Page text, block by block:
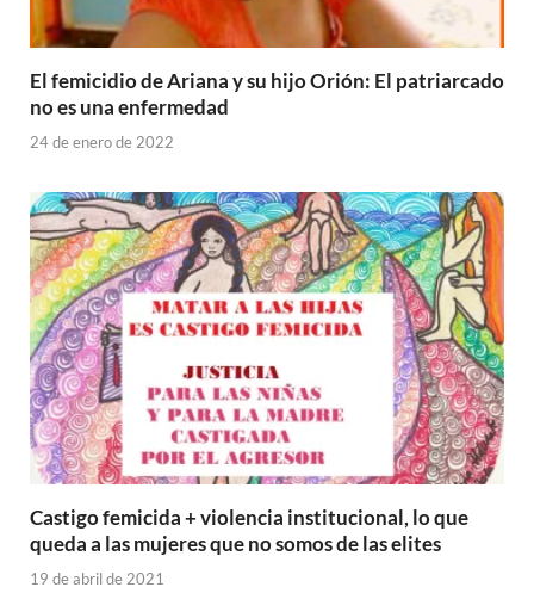
El femicidio de Ariana y su hijo Orión: El patriarcado
no es una enfermedad
24 de enero de 2022
Castigo femicida + violencia institucional, lo que
queda a las mujeres que no somos de las elites
19 de abril de 2021